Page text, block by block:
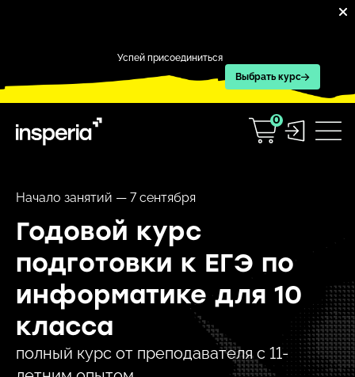
Успей присоединиться
Выбрать курс
0
Начало занятий — 7 сентября
Годовой курс
подготовки к ЕГЭ по
информатике для 10
класса
полный курс от преподавателя с 11-